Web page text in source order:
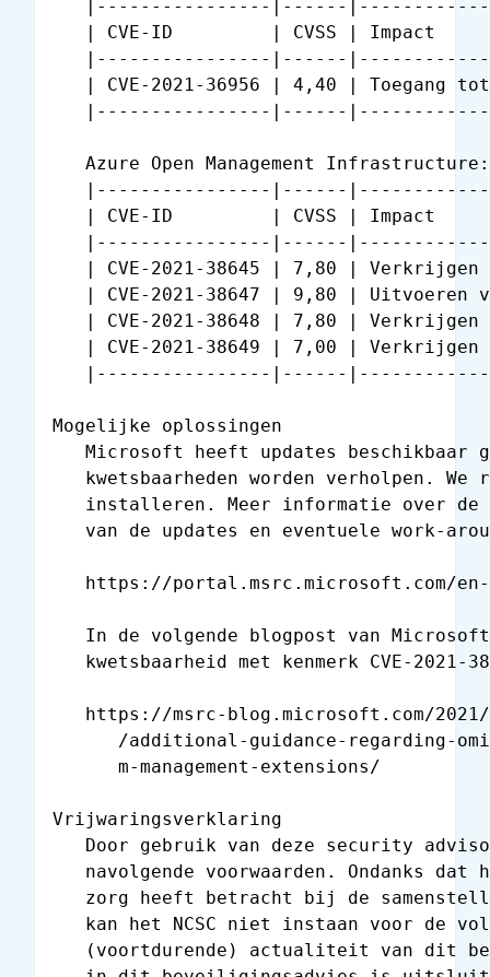
|----------------|------
| CVE-ID         | CVSS | Impact
|----------------|------
| CVE-2021-36956 | 4,40 | Toegang
|----------------|------
   Azure Open Management Infrastructure:
|----------------|------
| CVE-ID         | CVSS | Impact
|----------------|------
| CVE-2021-38645 | 7,80 | Verkrijgen
| CVE-2021-38647 | 9,80 | Uitvoeren
| CVE-2021-38648 | 7,80 | Verkrijgen
| CVE-2021-38649 | 7,00 | Verkrijgen
|----------------|------
Mogelijke oplossingen
Microsoft heeft updates beschikbaar
kwetsbaarheden worden verholpen. We
installeren. Meer informatie over
van de updates en eventuele work-
https://portal.msrc.microsoft.com/
In de volgende blogpost van
kwetsbaarheid met kenmerk CVE-2021-
https://msrc-blog.microsoft.com/
/additional-guidance-regarding-
      m-management-extensions/
Vrijwaringsverklaring
Door gebruik van deze security
navolgende voorwaarden. Ondanks dat
zorg heeft betracht bij de
kan het NCSC niet instaan voor de
(voortdurende) actualiteit van dit